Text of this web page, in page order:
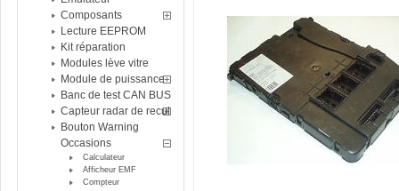
Composants
Lecture EEPROM
Kit réparation
Modules lève vitre
Module de puissance
Banc de test CAN BUS
Capteur radar de recul
Bouton Warning
Occasions
Calculateur
Afficheur EMF
Compteur